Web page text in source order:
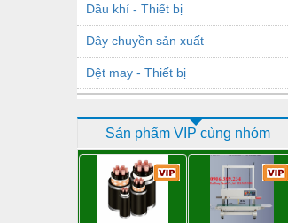
Dầu khí - Thiết bị
Dây chuyền sản xuất
Dệt may - Thiết bị
Dịch vụ - Thi công
Điện công nghiệp
Điện gia dụng
Sản phẩm VIP cùng nhóm